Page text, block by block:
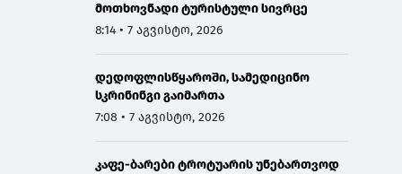
მოთხოვნადი ტურისტული სივრცე
8:14 • 7 აგვისტო, 2026
დედოფლისწყაროში, სამედიცინო
სკრინინგი გაიმართა
7:08 • 7 აგვისტო, 2026
კაფე-ბარები ტროტუარის უნებართვოდ